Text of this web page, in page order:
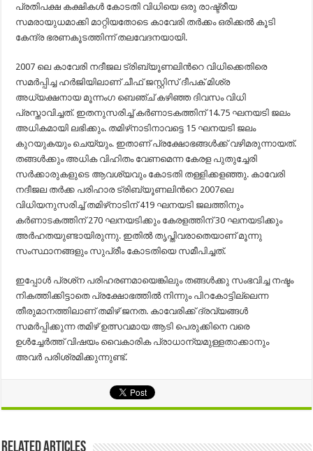
പ്രതിപക്ഷ കക്ഷികള്‍ കോടതി വിധിയെ ഒരു രാഷ്ട്രീയ
സമരായുധമാക്കി മാറ്റിയതോടെ കാവേരി തര്‍ക്കം ഒരിക്കല്‍ കൂടി
കേന്ദ്ര ഭരണകൂടത്തിന്ന് തലവേദനയായി.
2007 ലെ കാവേരി നദീജല ട്രിബ്യൂണലിന്‍റെ വിധിക്കെതിരെ
സമര്‍പ്പിച്ച ഹര്‍ജിയിലാണ് ചീഫ് ജസ്റ്റിസ് ദീപക് മിശ്ര
അധ്യക്ഷനായ മൂന്നംഗ ബെഞ്ച് കഴിഞ്ഞ ദിവസം വിധി
പ്രസ്താവിച്ചത്. ഇതനുസരിച്ച് കര്‍ണാടകത്തിന് 14.75 ഘനയടി ജലം
അധികമായി ലഭിക്കും. തമിഴ്‌നാടിനാവട്ടെ 15 ഘനയടി ജലം
കുറയുകയും ചെയ്യും. ഇതാണ് പ്രക്ഷോഭങ്ങള്‍ക്ക് വഴിമരുന്നായത്.
തങ്ങള്‍ക്കും അധിക വിഹിതം വേണമെന്ന കേരള പുതുച്ചേരി
സര്‍ക്കാരുകളുടെ ആവശ്യവും കോടതി തള്ളിക്കളഞ്ഞു. കാവേരി
നദീജല തര്‍ക്ക പരിഹാര ട്രിബ്യൂണലിന്‍റെ 2007ലെ
വിധിയനുസരിച്ച് തമിഴ്‌നാടിന് 419 ഘനയടി ജലത്തിനും
കര്‍ണാടകത്തിന് 270 ഘനയടിക്കും കേരളത്തിന് 30 ഘനയടിക്കും
അര്‍ഹതയുണ്ടായിരുന്നു. ഇതില്‍ തൃപ്തിവരാതെയാണ് മൂന്നു
സംസ്ഥാനങ്ങളും സുപ്രീം കോടതിയെ സമീപിച്ചത്.
ഇപ്പോള്‍ പ്രശ്‌ന പരിഹരണമായെങ്കിലും തങ്ങള്‍ക്കു സംഭവിച്ച നഷ്ടം
നികത്തിക്കിട്ടാതെ പ്രക്ഷോഭത്തില്‍ നിന്നും പിറകോട്ടില്ലെന്ന
തീരുമാനത്തിലാണ് തമിഴ് ജനത. കാവേരിക്ക് ദ്രവ്യങ്ങള്‍
സമര്‍പ്പിക്കുന്ന തമിഴ് ഉത്സവമായ ആടി പെരുക്കിനെ വരെ
ഉള്‍ച്ചേര്‍ത്ത് വിഷയം വൈകാരിക പ്രാധാന്യമുള്ളതാക്കാനും
അവര്‍ പരിശ്രമിക്കുന്നുണ്ട്.
Related Articles